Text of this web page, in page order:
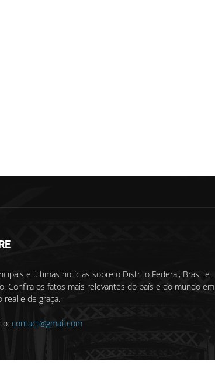
e últimas notícias sobre o Distrito Federal, Brasil e
Confira os fatos mais relevantes do país e do mundo em
real e de graça.
contact@gmail.com